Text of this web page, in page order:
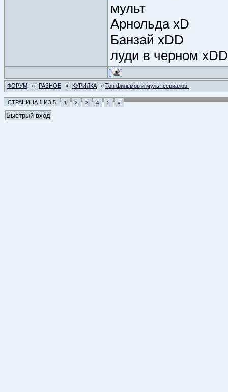
мульт
Арнольда xD
Банзай xDD
луди в черном
ФОРУМ » РАЗНОЕ » КУРИЛКА » Топ фильмов и мульт сериалов.
СТРАНИЦА 1 ИЗ 5 1 2 3 4 5 »